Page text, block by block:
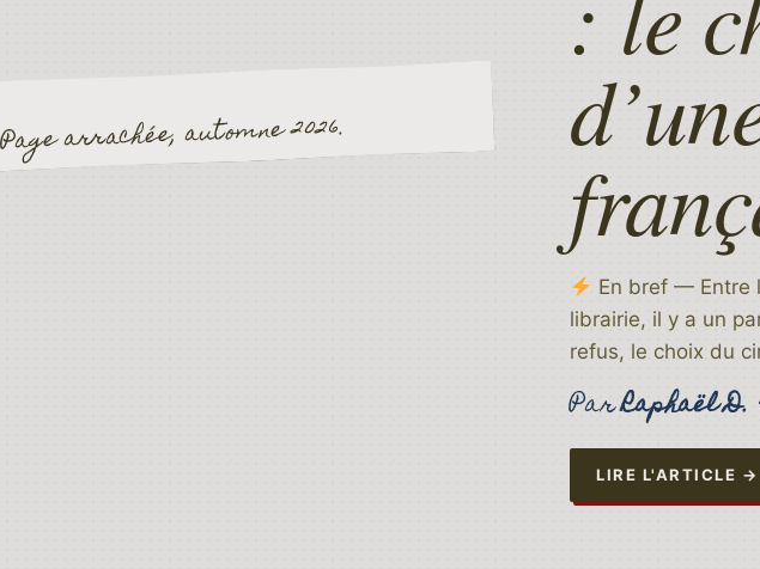
En bref — Entre
librairie, il y a un
refus, le choix du
ParRaphaël D.
LIRE L'ARTICLE →